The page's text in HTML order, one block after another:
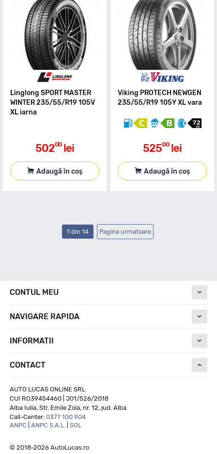
Linglong SPORT MASTER
WINTER 235/55/R19 105V
XL iarna
50200 lei
Adaugă în coș
Viking PROTECH NEWGEN
235/55/R19 105Y XL vara
52500 lei
Adaugă în coș
1 din 14 Pagina urmatoare
CONTUL MEU
NAVIGARE RAPIDA
INFORMATII
CONTACT
AUTO LUCAS ONLINE SRL
CUI RO39454460 | J01/526/2018
Alba Iulia, Str. Emile Zola, nr. 12, jud. Alba
Call-Center: 0377 100 904
ANPC
ANPC S.A.L. SOL
© 2018-2026 AutoLucas.ro